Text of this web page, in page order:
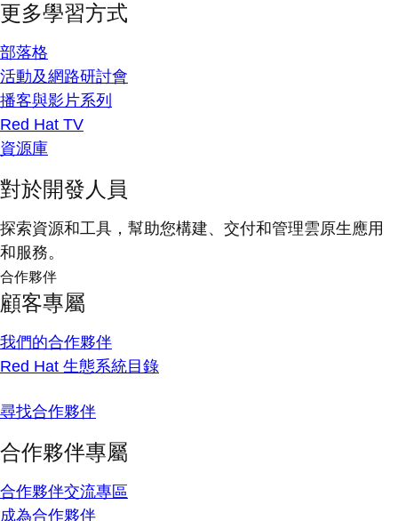
更多學習方式
部落格
活動及網路研討會
播客與影片系列
Red Hat TV
資源庫
對於開發人員
探索資源和工具，幫助您構建、交付和管理雲原生應用
和服務。
合作夥伴
顧客專屬
我們的合作夥伴
Red Hat 生態系統目錄
尋找合作夥伴
合作夥伴專屬
合作夥伴交流專區
成為合作夥伴